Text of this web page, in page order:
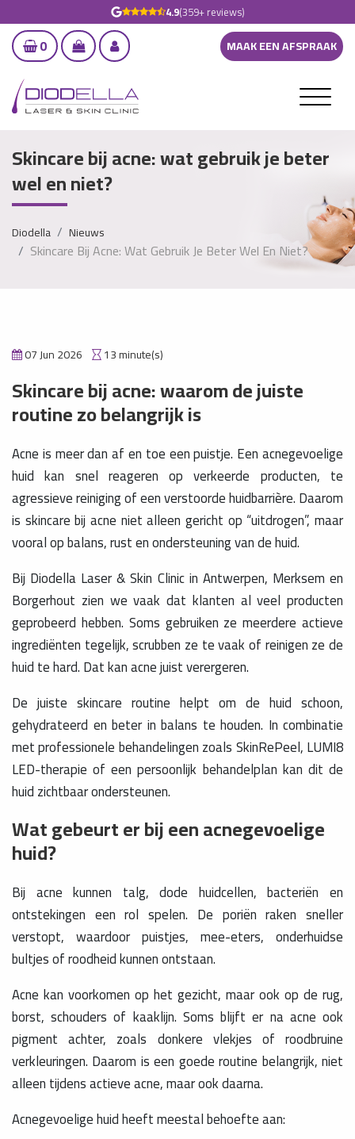
4.9(359+ reviews)
0 MAAK EEN AFSPRAAK
Skincare bij acne: wat gebruik je beter
wel en niet?
Diodella Nieuws
Skincare Bij Acne: Wat Gebruik Je Beter Wel En Niet?
07 Jun 2026 13 minute(s)
Skincare bij acne: waarom de juiste
routine zo belangrijk is
Acne is meer dan af en toe een puistje. Een acnegevoelige
huid kan snel reageren op verkeerde producten, te
agressieve reiniging of een verstoorde huidbarrière. Daarom
is skincare bij acne niet alleen gericht op “uitdrogen”, maar
vooral op balans, rust en ondersteuning van de huid.
Bij Diodella Laser & Skin Clinic in Antwerpen, Merksem en
Borgerhout zien we vaak dat klanten al veel producten
geprobeerd hebben. Soms gebruiken ze meerdere actieve
ingrediënten tegelijk, scrubben ze te vaak of reinigen ze de
huid te hard. Dat kan acne juist verergeren.
De juiste skincare routine helpt om de huid schoon,
gehydrateerd en beter in balans te houden. In combinatie
met professionele behandelingen zoals SkinRePeel, LUMI8
LED-therapie of een persoonlijk behandelplan kan dit de
huid zichtbaar ondersteunen.
Wat gebeurt er bij een acnegevoelige
huid?
Bij acne kunnen talg, dode huidcellen, bacteriën en
ontstekingen een rol spelen. De poriën raken sneller
verstopt, waardoor puistjes, mee-eters, onderhuidse
bultjes of roodheid kunnen ontstaan.
Acne kan voorkomen op het gezicht, maar ook op de rug,
borst, schouders of kaaklijn. Soms blijft er na acne ook
pigment achter, zoals donkere vlekjes of roodbruine
verkleuringen. Daarom is een goede routine belangrijk, niet
alleen tijdens actieve acne, maar ook daarna.
Acnegevoelige huid heeft meestal behoefte aan: